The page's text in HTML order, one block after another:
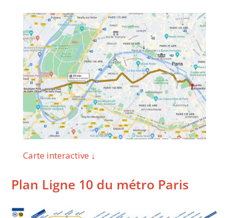
Carte interactive ↓
Plan Ligne 10 du métro Paris